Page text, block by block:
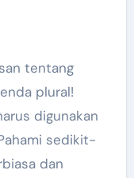
tentang
plural!
digunakan
sedikit-
dan